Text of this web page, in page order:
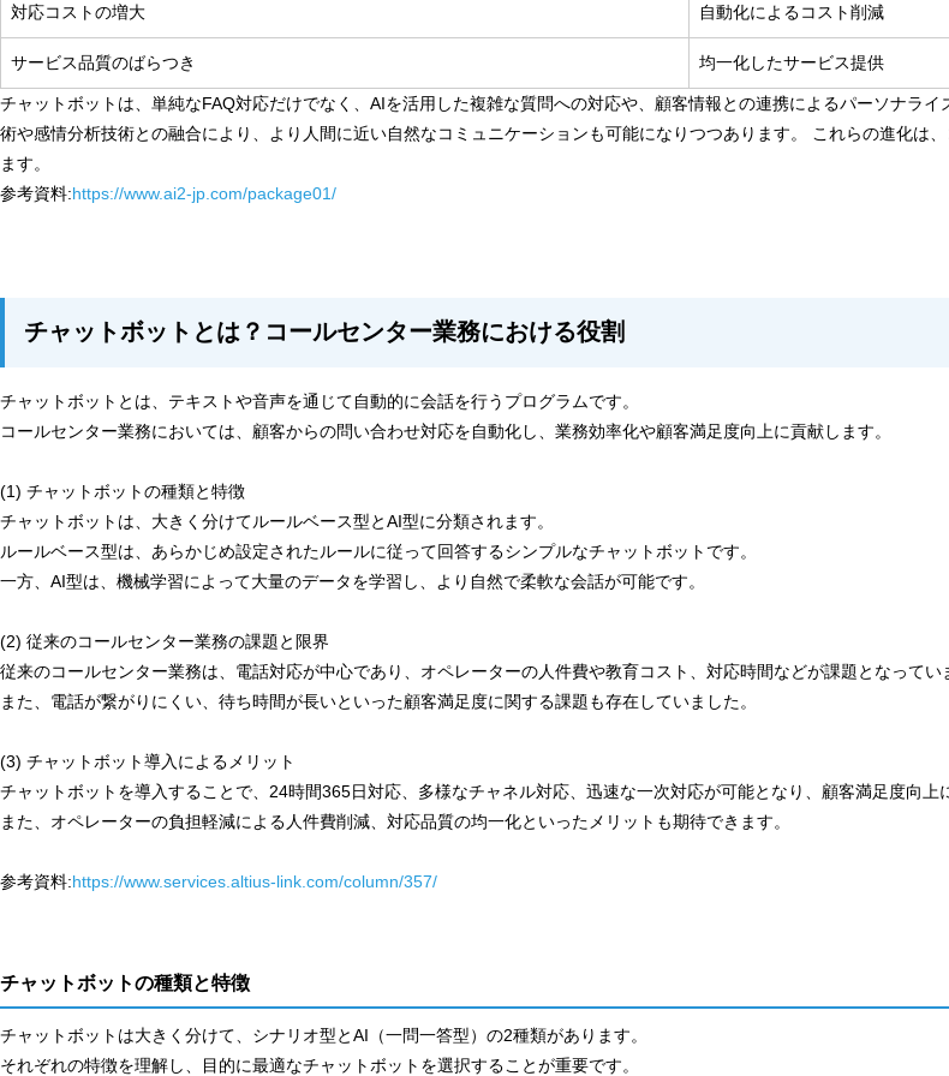
対応コストの増大 自動化によるコスト削減
サービス品質のばらつき 均一化したサービス提供
チャットボットは、単純なFAQ対応だけでなく、AIを活用した複雑な質問への対応や、顧客情報との連携によるパーソナラ
術や感情分析技術との融合により、より人間に近い自然なコミュニケーションも可能になりつつあります。 これらの進化は
ます。
参考資料:https://www.ai2-jp.com/package01/
チャットボットとは？コールセンター業務における役割
チャットボットとは、テキストや音声を通じて自動的に会話を行うプログラムです。
コールセンター業務においては、顧客からの問い合わせ対応を自動化し、業務効率化や顧客満足度向上に貢献します。
(1) チャットボットの種類と特徴
チャットボットは、大きく分けてルールベース型とAI型に分類されます。
ルールベース型は、あらかじめ設定されたルールに従って回答するシンプルなチャットボットです。
一方、AI型は、機械学習によって大量のデータを学習し、より自然で柔軟な会話が可能です。
(2) 従来のコールセンター業務の課題と限界
従来のコールセンター業務は、電話対応が中心であり、オペレーターの人件費や教育コスト、対応時間などが課題となってい
また、電話が繋がりにくい、待ち時間が長いといった顧客満足度に関する課題も存在していました。
(3) チャットボット導入によるメリット
チャットボットを導入することで、24時間365日対応、多様なチャネル対応、迅速な一次対応が可能となり、顧客満足度向上
また、オペレーターの負担軽減による人件費削減、対応品質の均一化といったメリットも期待できます。
参考資料:https://www.services.altius-link.com/column/357/
チャットボットの種類と特徴
チャットボットは大きく分けて、シナリオ型とAI（一問一答型）の2種類があります。
それぞれの特徴を理解し、目的に最適なチャットボットを選択することが重要です。